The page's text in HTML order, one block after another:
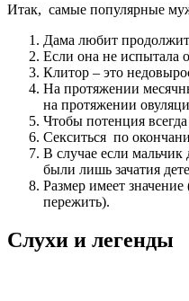
Итак, самые популярные
Дама любит
Если она не испытала
Клитор – это
На протяжении
на протяжении
Чтобы потенция
Секситься по
В случае если
были лишь зачатия
Размер имеет
пережить).
Слухи и легенды